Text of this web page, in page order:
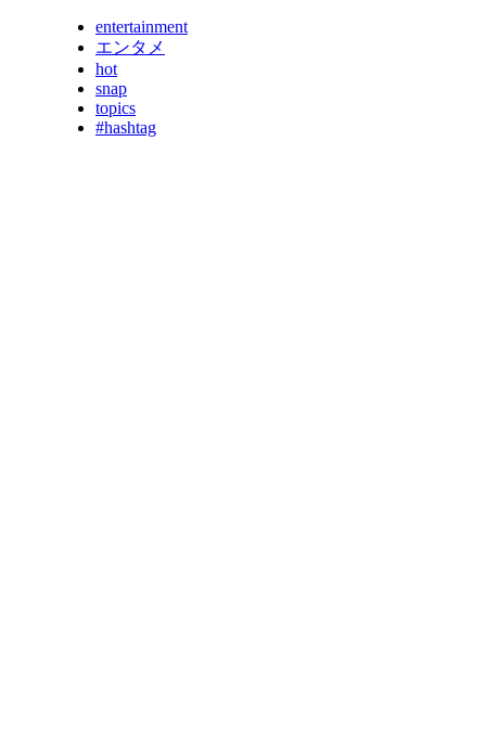
entertainment
エンタメ
hot
snap
topics
#hashtag